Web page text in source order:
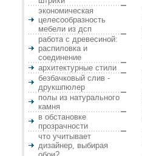
экономическая
целесообразность
мебели из дсп
работа с древесиной:
распиловка и
соединение
архитектурные стили
безбачковый слив -
друкшпюлер
полы из натурального
камня
в обстановке
прозрачности
что учитывает
дизайнер, выбирая